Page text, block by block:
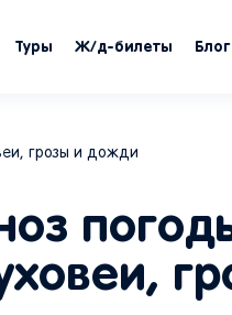
Туры Ж/д-билеты Блог
грозы и дожди